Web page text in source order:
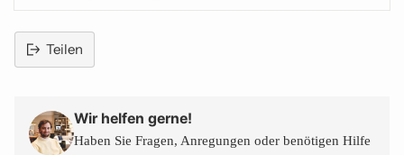
Teilen
den
Warenkorb
Wir helfen gerne!
Haben Sie Fragen, Anregungen oder benötigen Hilfe